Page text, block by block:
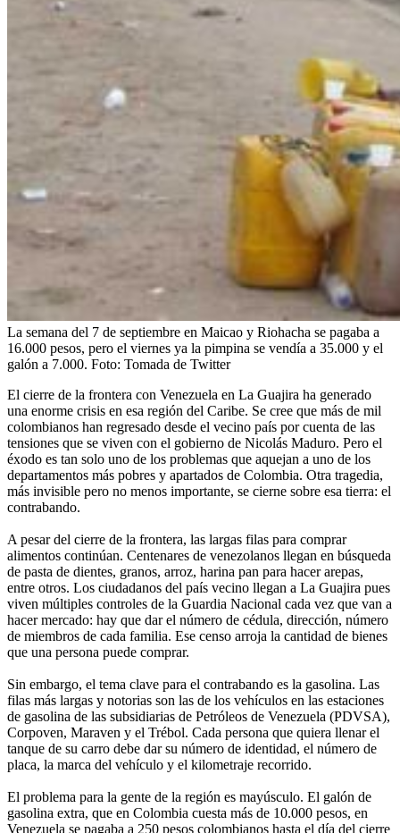
La semana del 7 de septiembre en Maicao y Riohacha se pagaba a
16.000 pesos, pero el viernes ya la pimpina se vendía a 35.000 y el
galón a 7.000. Foto: Tomada de Twitter
El cierre de la frontera con Venezuela en La Guajira ha generado
una enorme crisis en esa región del Caribe. Se cree que más de mil
colombianos han regresado desde el vecino país por cuenta de las
tensiones que se viven con el gobierno de Nicolás Maduro. Pero el
éxodo es tan solo uno de los problemas que aquejan a uno de los
departamentos más pobres y apartados de Colombia. Otra tragedia,
más invisible pero no menos importante, se cierne sobre esa tierra: el
contrabando.
A pesar del cierre de la frontera, las largas filas para comprar
alimentos continúan. Centenares de venezolanos llegan en búsqueda
de pasta de dientes, granos, arroz, harina pan para hacer arepas,
entre otros. Los ciudadanos del país vecino llegan a La Guajira pues
viven múltiples controles de la Guardia Nacional cada vez que van a
hacer mercado: hay que dar el número de cédula, dirección, número
de miembros de cada familia. Ese censo arroja la cantidad de bienes
que una persona puede comprar.
Sin embargo, el tema clave para el contrabando es la gasolina. Las
filas más largas y notorias son las de los vehículos en las estaciones
de gasolina de las subsidiarias de Petróleos de Venezuela (PDVSA),
Corpoven, Maraven y el Trébol. Cada persona que quiera llenar el
tanque de su carro debe dar su número de identidad, el número de
placa, la marca del vehículo y el kilometraje recorrido.
El problema para la gente de la región es mayúsculo. El galón de
gasolina extra, que en Colombia cuesta más de 10.000 pesos, en
Venezuela se pagaba a 250 pesos colombianos hasta el día del cierre